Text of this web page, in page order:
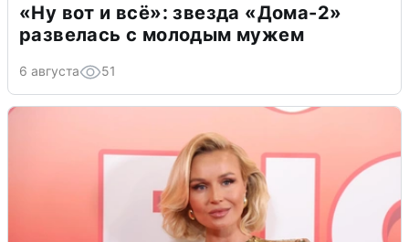
«Ну вот и всё»: звезда «Дома-2»
развелась с молодым мужем
6 августа 51